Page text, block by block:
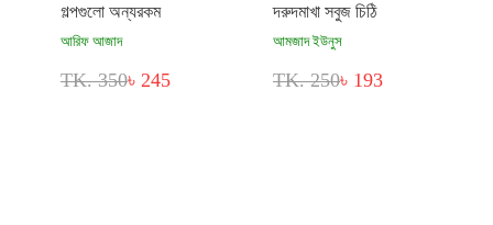
গল্পগুলো অন্যরকম
আরিফ আজাদ
TK. 350৳ 245
দরুদমাখা সবুজ চিঠি
আমজাদ ইউনুস
TK. 250৳ 193